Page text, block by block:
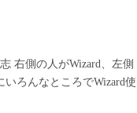
右側の人がWizard、左側
ろんなところでWizard使